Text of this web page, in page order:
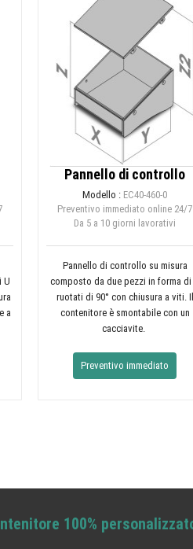
U
a
Pannello di controllo
Modello : EC40-460-0
Preventivo immediato online 24/7
Da 5 a 10 giorni lavorativi
Pannello di controllo su misura
composto da due pezzi in forma di
ruotati di 90° con chiusura a viti. Il
contenitore è smontabile con un
cacciavite.
Preventivo immediato
100%